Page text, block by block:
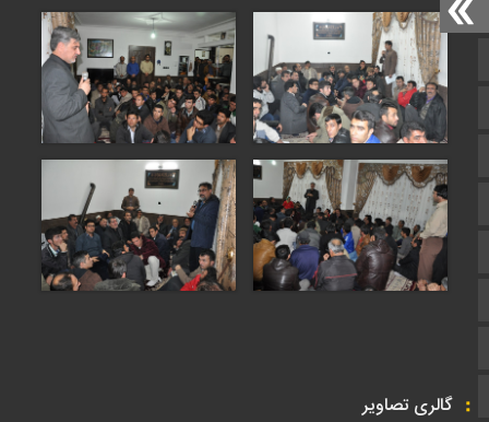
صفحه نخست
تالار گفتمان
اپلیکیشن سایت
سروش
اطلاعات سایت
گالری تصاویر